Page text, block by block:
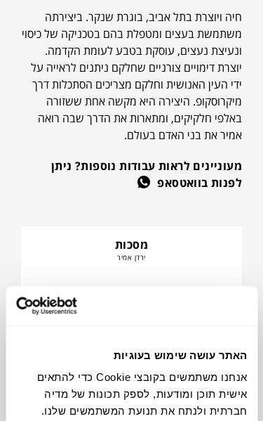
האתר עושה שימוש בעוגיות
אנחנו משתמשים בקובצי Cookie כדי להתאים
אישית תוכן ומודעות, לספק תכונות של מדיה
חברתית ולנתח את תנועת המשתמשים שלנו.
חיה ויוצרת בתל אביב, בוגרת שנקר. ביצירתה
משתמשת בעצים ומטפלת בהם בטכניקה של כיסוי
ונעיצת נעצים, עוסקת בטבע לעומת הקדמה.
יוצרת דימויים צורניים שחלקם ניתנים לראייה על
ידי העין האנושית וחלקם מצריכים הסתכלות דרך
מיקרוסקופ. היצירה היא מקשה אחת ששזורה
באלפי חלקיקים, ומתארות את הדרך שבה רואה
אמיר את בני האדם בעולם.
מעוניינים לראות עבודות נוספות? ניתן
לפנות בוואטסאפ
מסכות
ירדן אמיר